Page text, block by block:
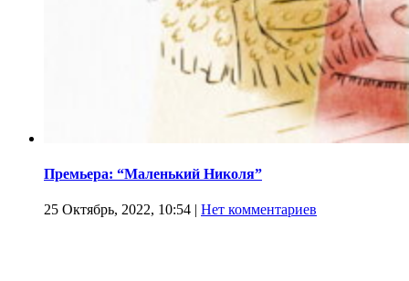
Премьера: “Маленький Николя”
25 Октябрь, 2022, 10:54 | Нет комментариев